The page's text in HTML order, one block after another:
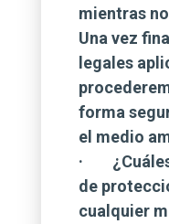
mientras
Una vez
legales
forma
el medio
· ¿Cuáles
de
cualquier